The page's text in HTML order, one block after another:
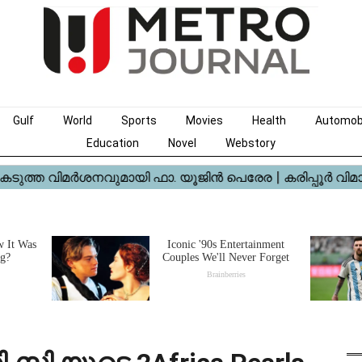
Gulf World Sports Movies Health
Education
Novel Webstory